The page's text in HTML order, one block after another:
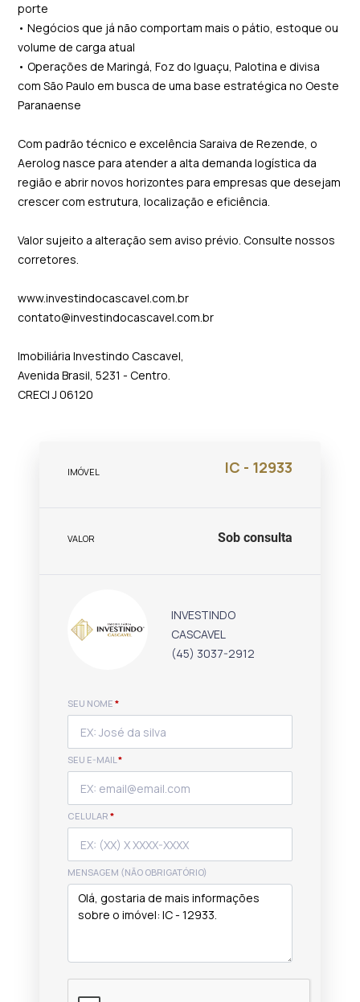
porte
• Negócios que já não comportam mais o pátio, estoque ou
volume de carga atual
• Operações de Maringá, Foz do Iguaçu, Palotina e divisa
com São Paulo em busca de uma base estratégica no Oeste
Paranaense
Com padrão técnico e excelência Saraiva de Rezende, o
Aerolog nasce para atender a alta demanda logística da
região e abrir novos horizontes para empresas que desejam
crescer com estrutura, localização e eficiência.
Valor sujeito a alteração sem aviso prévio. Consulte nossos
corretores.
www.investindocascavel.com.br
contato@investindocascavel.com.br
Imobiliária Investindo Cascavel,
Avenida Brasil, 5231 - Centro.
CRECI J 06120
IMÓVEL IC - 12933
VALOR Sob consulta
INVESTINDO
CASCAVEL
(45) 3037-2912
SEU NOME *
SEU E-MAIL*
CELULAR *
MENSAGEM (NÃO OBRIGATÓRIO)